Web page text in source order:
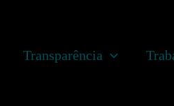
Transparência